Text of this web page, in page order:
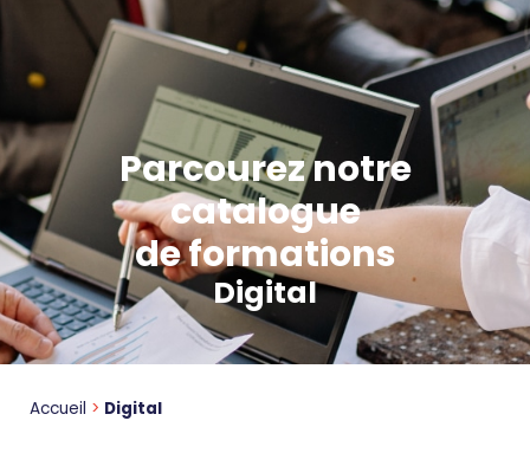
Parcourez notre
catalogue
de formations
Digital
Accueil > Digital